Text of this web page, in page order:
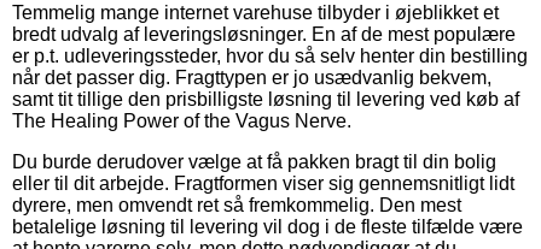
Temmelig mange internet varehuse tilbyder i øjeblikket et
bredt udvalg af leveringsløsninger. En af de mest populære
er p.t. udleveringssteder, hvor du så selv henter din bestilling
når det passer dig. Fragttypen er jo usædvanlig bekvem,
samt tit tillige den prisbilligste løsning til levering ved køb af
The Healing Power of the Vagus Nerve.
Du burde derudover vælge at få pakken bragt til din bolig
eller til dit arbejde. Fragtformen viser sig gennemsnitligt lidt
dyrere, men omvendt ret så fremkommelig. Den mest
betalelige løsning til levering vil dog i de fleste tilfælde være